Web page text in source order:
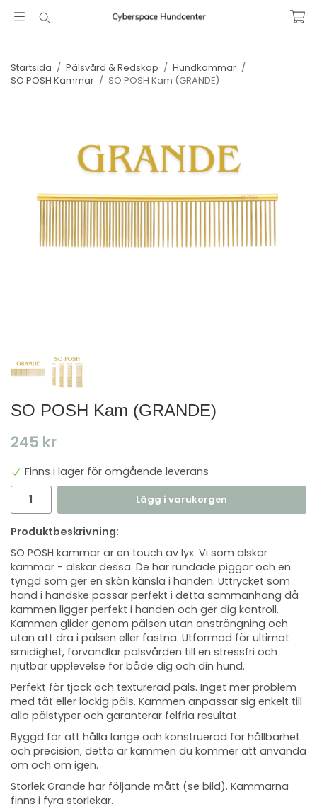
Startsida / Pälsvård & Redskap / Hundkammar /
SO POSH Kammar / SO POSH Kam (GRANDE)
SO POSH Kam (GRANDE)
245 kr
Finns i lager för omgående leverans
Lägg i varukorgen
Produktbeskrivning:
SO POSH kammar är en touch av lyx. Vi som älskar
kammar - älskar dessa. De har rundade piggar och en
tyngd som ger en skön känsla i handen. Uttrycket som
hand i handske passar perfekt i detta sammanhang då
kammen ligger perfekt i handen och ger dig kontroll.
Kammen glider genom pälsen utan ansträngning och
utan att dra i pälsen eller fastna. Utformad för ultimat
smidighet, förvandlar pälsvården till en stressfri och
njutbar upplevelse för både dig och din hund.
Perfekt för tjock och texturerad päls. Inget mer problem
med tät eller lockig päls. Kammen anpassar sig enkelt till
alla pälstyper och garanterar felfria resultat.
Byggd för att hålla länge och konstruerad för hållbarhet
och precision, detta är kammen du kommer att använda
om och om igen.
Storlek Grande har följande mått (se bild). Kammarna
finns i fyra storlekar.